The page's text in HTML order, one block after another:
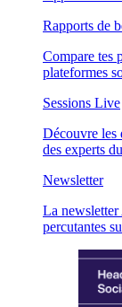
Rapports de
Compare tes
plateformes
Sessions Live
Découvre les
des experts
Newsletter
La newsletter
percutantes